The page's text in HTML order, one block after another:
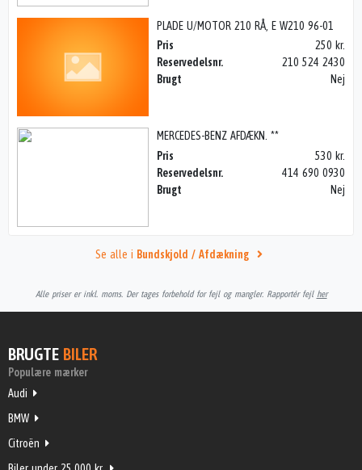
PLADE U/MOTOR 210 RÅ, E W210 96-01
Pris
250 kr.
Reservedelsnr.
210 524 2430
Brugt
Nej
MERCEDES-BENZ AFDÆKN. **
Pris
530 kr.
Reservedelsnr.
414 690 0930
Brugt
Nej
Se alle i Bundskjold / Afdækning
Alle priser er inkl. moms. Der tages forbehold for fejl og mangler. Rapportér fejl her
BRUGTE BILER
Populære mærker
Audi
BMW
Citroën